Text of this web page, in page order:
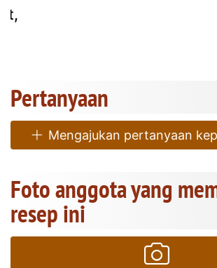
Pertanyaan
Mengajukan pertanyaan
Foto anggota yang
resep ini